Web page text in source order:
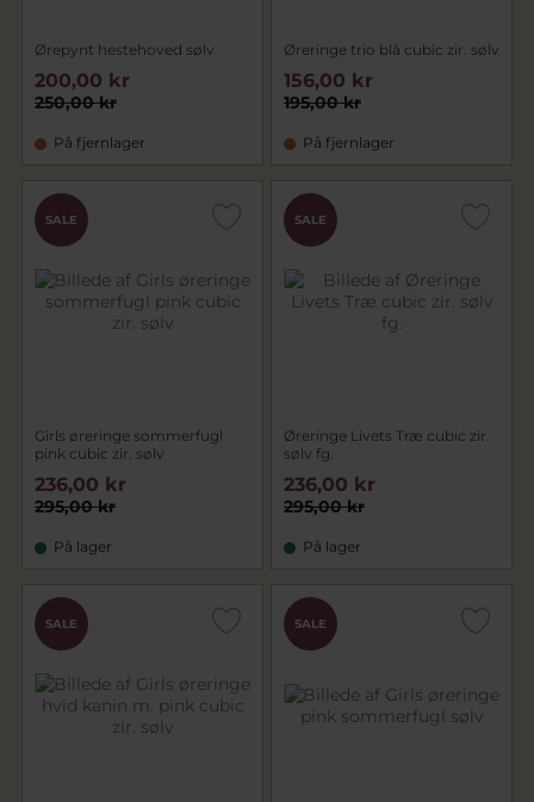
Ørepynt hestehoved sølv
250,00 kr
200,00 kr
På fjernlager
Øreringe trio blå cubic zir. sølv
195,00 kr
156,00 kr
På fjernlager
SALE
Girls øreringe sommerfugl
pink cubic zir. sølv
295,00 kr
236,00 kr
På lager
SALE
Øreringe Livets Træ cubic zir.
sølv fg.
295,00 kr
236,00 kr
På lager
SALE SALE